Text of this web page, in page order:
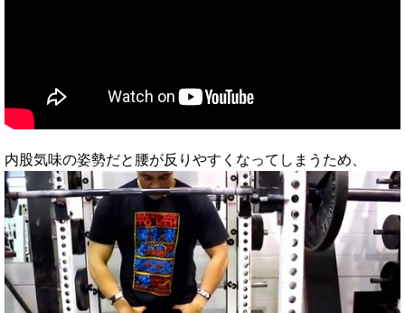
内股気味の姿勢だと腰が反りやすくなってしまうため、